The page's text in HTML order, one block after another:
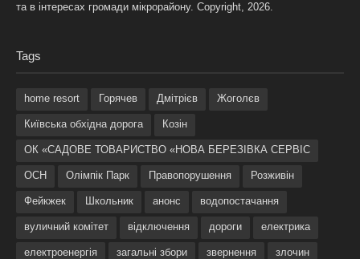
та в інтересах громади мікрорайону. Copyright, 2026.
Tags
home resort Горячев Дмітрієв Жоголєв
Київська обхідна дорога Козін
ОК «САДОВЕ ТОВАРИСТВО «НОВА БЕРЕЗІВКА СЕРВІС
ОСН Олімпік Парк Правопорушення Розживін
Фейкжек Школьник анонс водопостачання
вуличний комітет відключення дороги електрика
електроенергія загальні збори звернення злочин